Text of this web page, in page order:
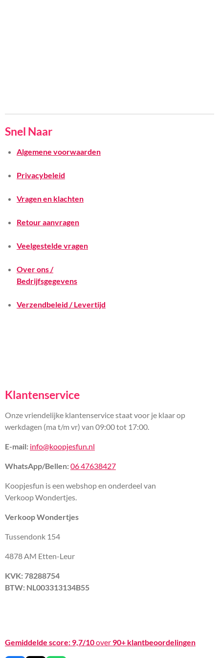
Snel Naar
Algemene voorwaarden
Privacybeleid
Vragen en klachten
Retour aanvragen
Veelgestelde vragen
Over ons /
Bedrijfsgegevens
Verzendbeleid / Levertijd
Klantenservice
Onze vriendelijke klantenservice staat voor je klaar op
werkdagen (ma t/m vr) van 09:00 tot 17:00.
E-mail: info@koopjesfun.nl
WhatsApp/Bellen:06 47638427
Koopjesfun is een webshop en onderdeel van
Verkoop Wondertjes.
Verkoop Wondertjes
Tussendonk 154
4878 AM Etten-Leur
KVK: 78288754
BTW: NL003313134B55
Gemiddelde score: 9,7/10over 90+ klantbeoordelingen